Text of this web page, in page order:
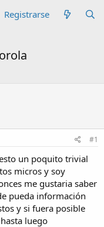
Registrarse
#1
un poquito trivial
micros y soy
me gustaria saber
pueda información
y si fuera posible
luego